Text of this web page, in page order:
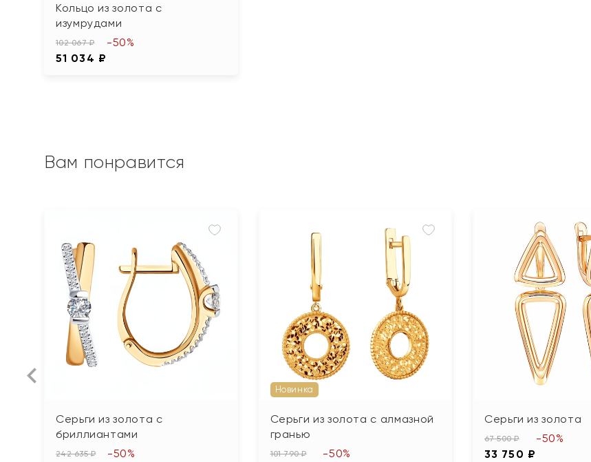
Кольцо из золота с
изумрудами
102 067 ₽
51 034 ₽
-50%
Вам понравится
Серьги из золота с
бриллиантами
242 635 ₽ -50%
Новинка
Серьги из золота с алмазной
гранью
101 790 ₽ -50%
Серьги из золота
67 500 ₽
33 750 ₽
-50%